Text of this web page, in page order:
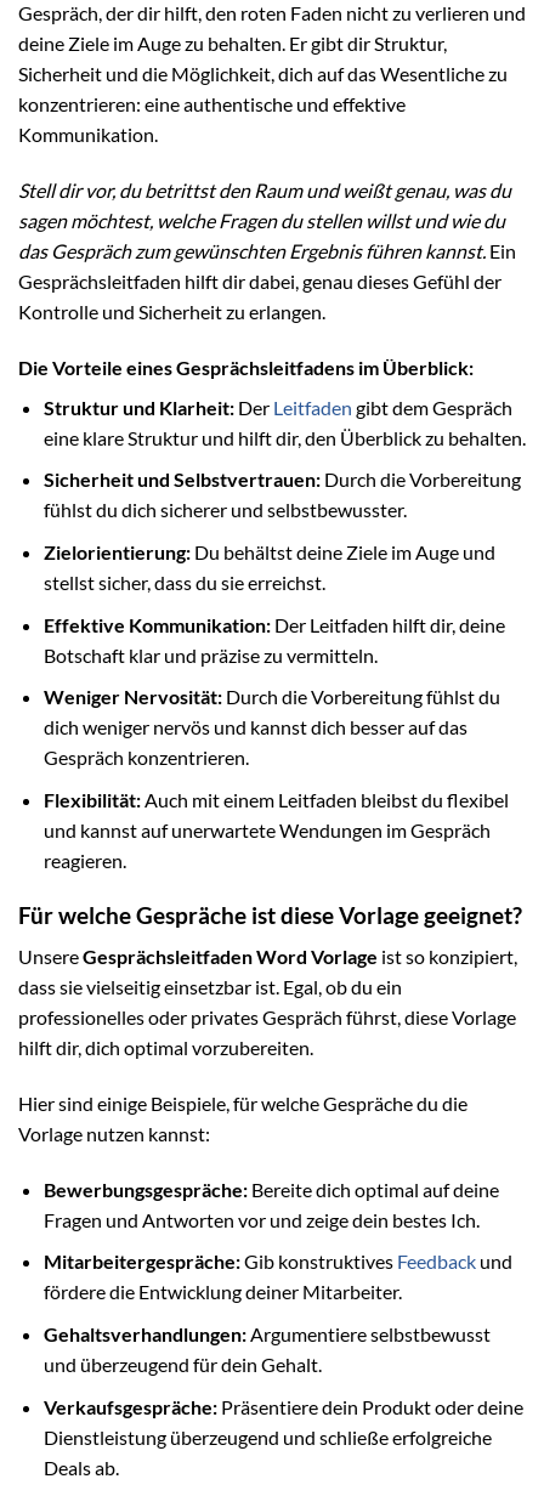
Gespräch, der dir hilft, den roten Faden nicht zu verlieren und
deine Ziele im Auge zu behalten. Er gibt dir Struktur,
Sicherheit und die Möglichkeit, dich auf das Wesentliche zu
konzentrieren: eine authentische und effektive
Kommunikation.
Stell dir vor, du betrittst den Raum und weißt genau, was du
sagen möchtest, welche Fragen du stellen willst und wie du
das Gespräch zum gewünschten Ergebnis führen kannst. Ein
Gesprächsleitfaden hilft dir dabei, genau dieses Gefühl der
Kontrolle und Sicherheit zu erlangen.
Die Vorteile eines Gesprächsleitfadens im Überblick:
Struktur und Klarheit:Der Leitfaden gibt dem Gespräch
eine klare Struktur und hilft dir, den Überblick zu behalten.
Sicherheit und Selbstvertrauen:Durch die Vorbereitung
fühlst du dich sicherer und selbstbewusster.
Zielorientierung:Du behältst deine Ziele im Auge und
stellst sicher, dass du sie erreichst.
Effektive Kommunikation:Der Leitfaden hilft dir, deine
Botschaft klar und präzise zu vermitteln.
Weniger Nervosität:Durch die Vorbereitung fühlst du
dich weniger nervös und kannst dich besser auf das
Gespräch konzentrieren.
Flexibilität:Auch mit einem Leitfaden bleibst du flexibel
und kannst auf unerwartete Wendungen im Gespräch
reagieren.
Für welche Gespräche ist diese Vorlage geeignet?
UnsereGesprächsleitfaden Word Vorlage ist so konzipiert,
dass sie vielseitig einsetzbar ist. Egal, ob du ein
professionelles oder privates Gespräch führst, diese Vorlage
hilft dir, dich optimal vorzubereiten.
Hier sind einige Beispiele, für welche Gespräche du die
Vorlage nutzen kannst:
Bewerbungsgespräche:Bereite dich optimal auf deine
Fragen und Antworten vor und zeige dein bestes Ich.
Mitarbeitergespräche:Gib konstruktives Feedbackund
fördere die Entwicklung deiner Mitarbeiter.
Gehaltsverhandlungen:Argumentiere selbstbewusst
und überzeugend für dein Gehalt.
Verkaufsgespräche:Präsentiere dein Produkt oder deine
Dienstleistung überzeugend und schließe erfolgreiche
Deals ab.